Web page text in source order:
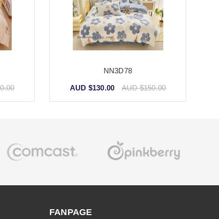
NN3D78
AUD $130.00 AUD $150.00
FANPAGE